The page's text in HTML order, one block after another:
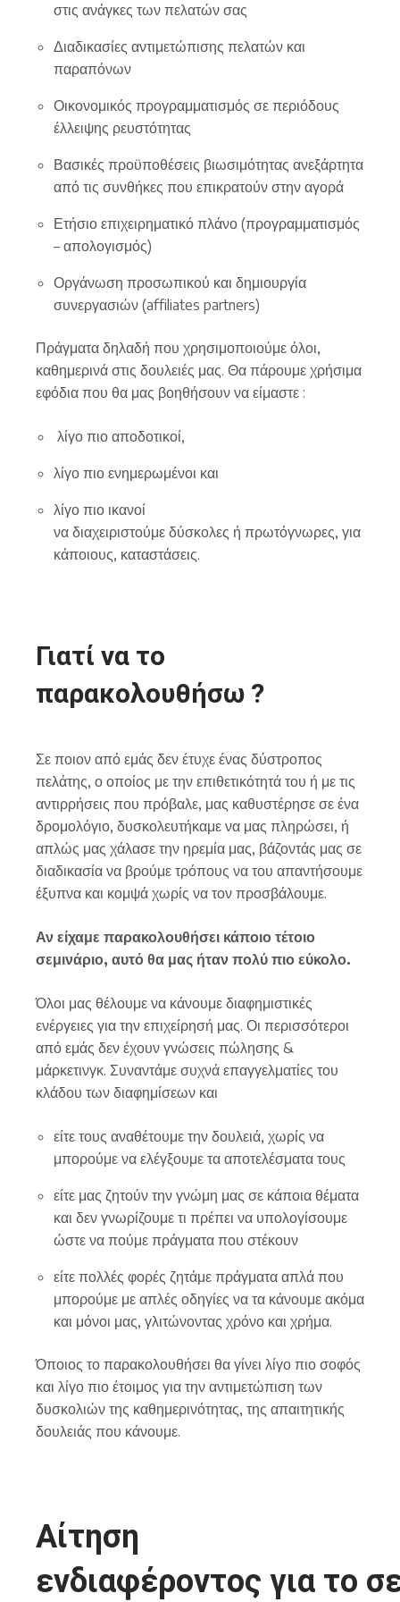
στις ανάγκες των πελατών σας
Διαδικασίες αντιμετώπισης πελατών και
παραπόνων
Οικονομικός προγραμματισμός σε περιόδους
έλλειψης ρευστότητας
Βασικές προϋποθέσεις βιωσιμότητας ανεξάρτητα
από τις συνθήκες που επικρατούν στην αγορά
Ετήσιο επιχειρηματικό πλάνο (προγραμματισμός
– απολογισμός)
Οργάνωση προσωπικού και δημιουργία
συνεργασιών (affiliates partners)
Πράγματα δηλαδή που χρησιμοποιούμε όλοι,
καθημερινά στις δουλειές μας. Θα πάρουμε χρήσιμα
εφόδια που θα μας βοηθήσουν να είμαστε :
λίγο πιο αποδοτικοί,
λίγο πιο ενημερωμένοι και
λίγο πιο ικανοί
να διαχειριστούμε δύσκολες ή πρωτόγνωρες, για
κάποιους, καταστάσεις.
Γιατί να το
παρακολουθήσω ?
Σε ποιον από εμάς δεν έτυχε ένας δύστροπος
πελάτης, ο οποίος με την επιθετικότητά του ή με τις
αντιρρήσεις που πρόβαλε, μας καθυστέρησε σε ένα
δρομολόγιο, δυσκολευτήκαμε να μας πληρώσει, ή
απλώς μας χάλασε την ηρεμία μας, βάζοντάς μας σε
διαδικασία να βρούμε τρόπους να του απαντήσουμε
έξυπνα και κομψά χωρίς να τον προσβάλουμε.
Αν είχαμε παρακολουθήσει κάποιο τέτοιο
σεμινάριο, αυτό θα μας ήταν πολύ πιο εύκολο.
Όλοι μας θέλουμε να κάνουμε διαφημιστικές
ενέργειες για την επιχείρησή μας. Οι περισσότεροι
από εμάς δεν έχουν γνώσεις πώλησης &
μάρκετινγκ. Συναντάμε συχνά επαγγελματίες του
κλάδου των διαφημίσεων και
είτε τους αναθέτουμε την δουλειά, χωρίς να
μπορούμε να ελέγξουμε τα αποτελέσματα τους
είτε μας ζητούν την γνώμη μας σε κάποια θέματα
και δεν γνωρίζουμε τι πρέπει να υπολογίσουμε
ώστε να πούμε πράγματα που στέκουν
είτε πολλές φορές ζητάμε πράγματα απλά που
μπορούμε με απλές οδηγίες να τα κάνουμε ακόμα
και μόνοι μας, γλιτώνοντας χρόνο και χρήμα.
Όποιος το παρακολουθήσει θα γίνει λίγο πιο σοφός
και λίγο πιο έτοιμος για την αντιμετώπιση των
δυσκολιών της καθημερινότητας, της απαιτητικής
δουλειάς που κάνουμε.
Αίτηση
ενδιαφέροντος για το